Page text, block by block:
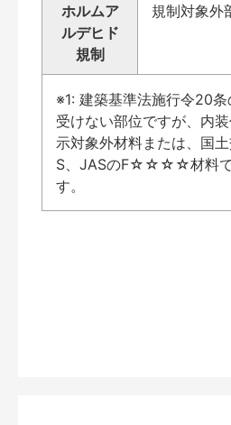
ホルムア
ルデヒド
規制
規制対象外
※1: 建築基準法施行令20
受けない部位ですが、内
示対象外材料または、国
S、JASのF☆☆☆☆材料で
す。